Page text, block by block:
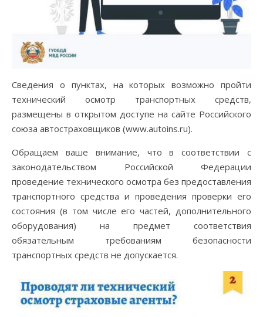
Сведения о пунктах, на которых возможно пройти
технический осмотр транспортных средств,
размещены в открытом доступе на сайте Российского
союза автостраховщиков (www.autoins.ru).
Обращаем ваше внимание, что в соответствии с
законодательством Российской Федерации
проведение технического осмотра без предоставления
транспортного средства и проведения проверки его
состояния (в том числе его частей, дополнительного
оборудования) на предмет соответствия
обязательным требованиям безопасности
транспортных средств не допускается.